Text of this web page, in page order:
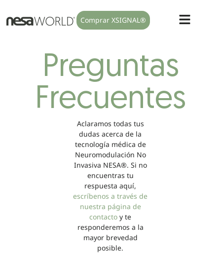
Comprar XSIGNAL®
Preguntas
Frecuentes
Aclaramos todas tus
dudas acerca de la
tecnología médica de
Neuromodulación No
Invasiva NESA®. Si no
encuentras tu
respuesta aquí,
escríbenos a través de
nuestra página de
contacto y te
responderemos a la
mayor brevedad
posible.